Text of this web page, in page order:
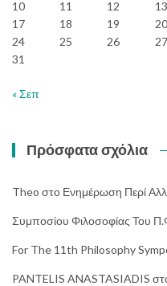
10
11 12 13
17
18 19 20
24
25 26 27
31
« Σεπ
Πρόσφατα σχόλια
Theo στο Ενημέρωση Περί
Συμποσίου Φιλοσοφίας Του
For The 11th Philosophy
PANTELIS ANASTASIADIS